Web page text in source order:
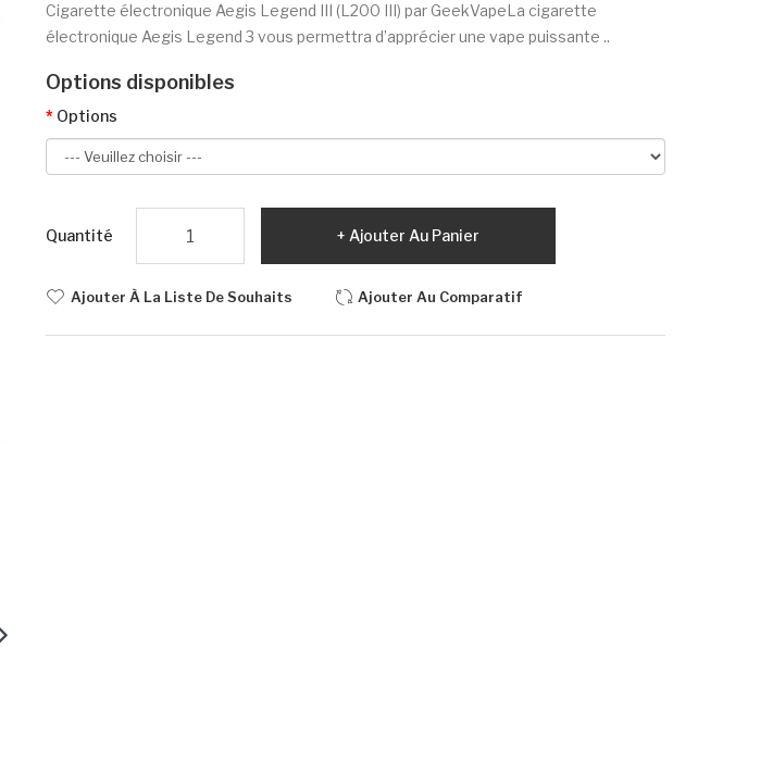
Cigarette électronique Aegis Legend III (L200 III) par GeekVapeLa cigarette
électronique Aegis Legend 3 vous permettra d’apprécier une vape puissante ..
Options disponibles
Options
Quantité Ajouter Au Panier
Ajouter À La Liste De Souhaits Ajouter Au Comparatif